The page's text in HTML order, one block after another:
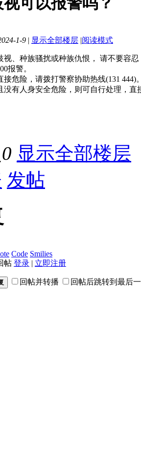
1-9 | 显示全部楼层 |阅读模式
视、种族骚扰或种族仇恨， 请不要容
报警。
危险，请拨打警察协助热线(131 444)
没有人身安全危险，则可自行处理，直
0 显示全部楼层
发帖
Code Smilies
帖 登录 | 立即注册
回帖并转播 回帖后跳转到最后